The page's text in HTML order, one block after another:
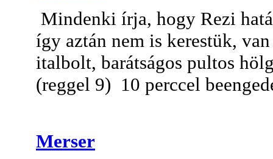
Mindenki írja, hogy Rezi
így aztán nem is kerestük,
italbolt, barátságos pultos
(reggel 9) 10 perccel
Merser